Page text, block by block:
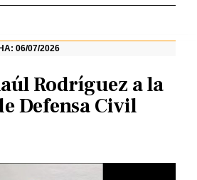
06/07/2026
Rodríguez a la
Defensa Civil